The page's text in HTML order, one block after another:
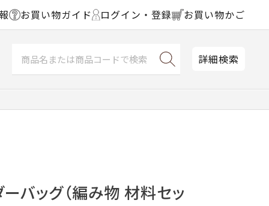
お買い物ガイド ログイン・登録 お買い物かご
詳細検索
バッグ（編み物 材料セッ